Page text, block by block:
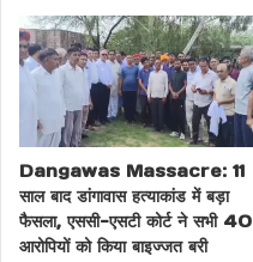
Dangawas Massacre: 11
साल बाद डांगावास हत्याकांड में बड़ा
फैसला, एससी-एसटी कोर्ट ने सभी 40
आरोपियों को किया बाइज्जत बरी